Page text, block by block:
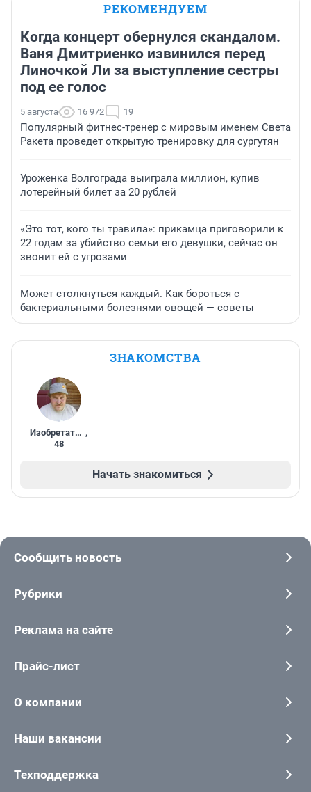
РЕКОМЕНДУЕМ
Когда концерт обернулся скандалом.
Ваня Дмитриенко извинился перед
Линочкой Ли за выступление сестры
под ее голос
5 августа 16 972 19
Популярный фитнес-тренер с мировым именем Света
Ракета проведет открытую тренировку для сургутян
Уроженка Волгограда выиграла миллион, купив
лотерейный билет за 20 рублей
«Это тот, кого ты травила»: прикамца приговорили к
22 годам за убийство семьи его девушки, сейчас он
звонит ей с угрозами
Может столкнуться каждый. Как бороться с
бактериальными болезнями овощей — советы
ЗНАКОМСТВА
Изобретатель ,
48
Начать знакомиться
Сообщить новость
Рубрики
Реклама на сайте
Прайс-лист
О компании
Наши вакансии
Техподдержка